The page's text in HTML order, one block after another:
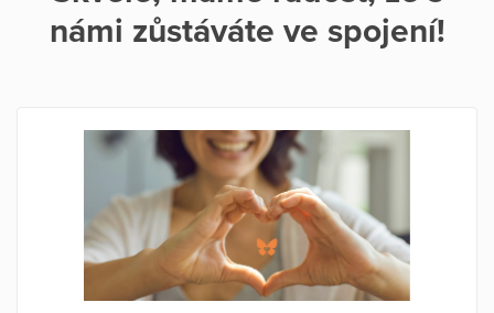
námi zůstáváte ve spojení!